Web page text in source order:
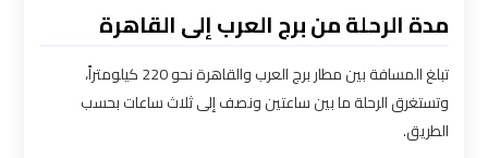
مدة الرحلة من برج العرب إلى القاهرة
تبلغ المسافة بين مطار برج العرب والقاهرة نحو 220 كيلومتراً،
وتستغرق الرحلة ما بين ساعتين ونصف إلى ثلاث ساعات بحسب
الطريق.
الاسكندريه
السويس
ليموزين